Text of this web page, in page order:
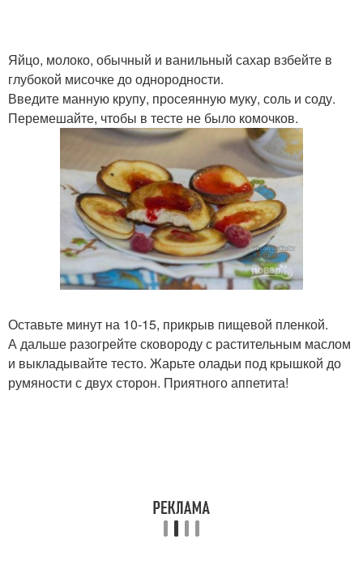
Яйцо, молоко, обычный и ванильный сахар взбейте в
глубокой мисочке до однородности.
Введите манную крупу, просеянную муку, соль и соду.
Перемешайте, чтобы в тесте не было комочков.
Оставьте минут на 10-15, прикрыв пищевой пленкой.
А дальше разогрейте сковороду с растительным маслом
и выкладывайте тесто. Жарьте оладьи под крышкой до
румяности с двух сторон. Приятного аппетита!